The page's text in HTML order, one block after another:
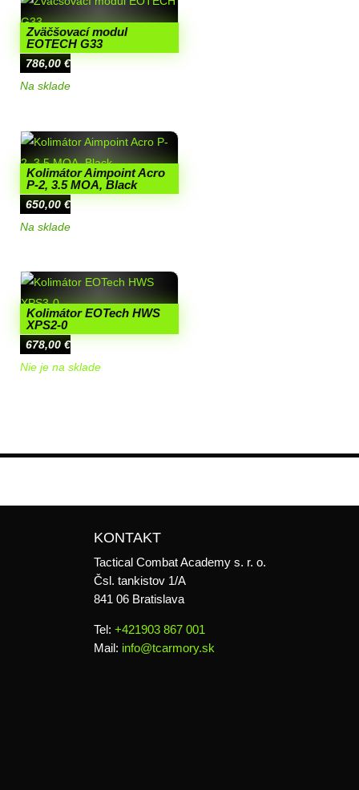
Zväčšovací modul
EOTECH G33
786,00€
Na sklade
Kolimátor Aimpoint Acro
P-2, 3.5 MOA, Black
650,00€
Na sklade
Kolimátor EOTech HWS
XPS2-0
678,00€
Nie je na sklade
KONTAKT
Tactical Combat Academy s. r. o.
Čsl. tankistov 1/A
841 06 Bratislava
Tel: +421903 867 001
Mail: info@tcarmory.sk